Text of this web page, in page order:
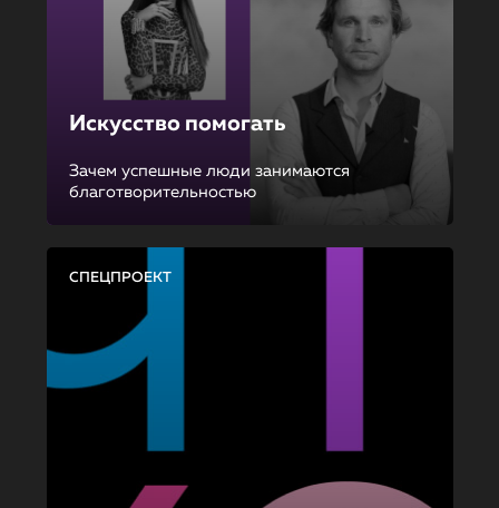
Искусство помогать
Зачем успешные люди занимаются
благотворительностью
СПЕЦПРОЕКТ